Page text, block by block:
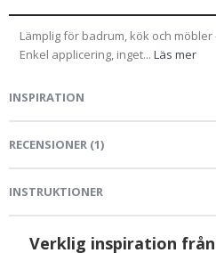
Lämplig för badrum, kök och
Enkel applicering, inget... Läs mer
INSPIRATION
RECENSIONER (1)
INSTRUKTIONER
Verklig inspiration